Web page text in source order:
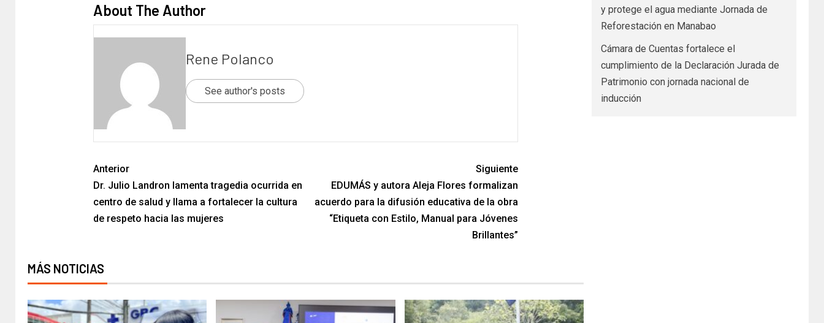
About The Author
Rene Polanco
See author's posts
Anterior
Dr. Julio Landron lamenta tragedia ocurrida en
centro de salud y llama a fortalecer la cultura
de respeto hacia las mujeres
Siguiente
EDUMÁS y autora Aleja Flores formalizan
acuerdo para la difusión educativa de la obra
“Etiqueta con Estilo, Manual para Jóvenes
Brillantes”
MÁS NOTICIAS
y protege el agua mediante Jornada de
Reforestación en Manabao
Cámara de Cuentas fortalece el
cumplimiento de la Declaración Jurada de
Patrimonio con jornada nacional de
inducción